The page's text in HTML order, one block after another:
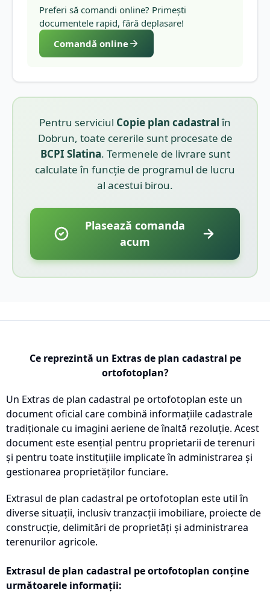
Preferi să comandi online? Primești
documentele rapid, fără deplasare!
Comandă online
Pentru serviciul Copie plan cadastralîn
Dobrun, toate cererile sunt procesate de
BCPI Slatina. Termenele de livrare sunt
calculate în funcție de programul de lucru
al acestui birou.
Plasează comanda
acum
Ce reprezintă un Extras de plan cadastral pe
ortofotoplan?
Un Extras de plan cadastral pe ortofotoplan este un
document oficial care combină informațiile cadastrale
tradiționale cu imagini aeriene de înaltă rezoluție. Acest
document este esențial pentru proprietarii de terenuri
și pentru toate instituțiile implicate în administrarea și
gestionarea proprietăților funciare.
Extrasul de plan cadastral pe ortofotoplan este util în
diverse situații, inclusiv tranzacții imobiliare, proiecte de
construcție, delimitări de proprietăți și administrarea
terenurilor agricole.
Extrasul de plan cadastral pe ortofotoplan conține
următoarele informații: